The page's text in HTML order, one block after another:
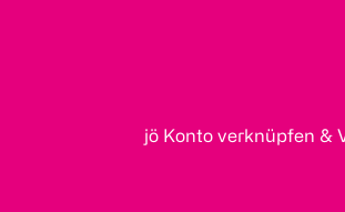
jö Konto verknüpfen &